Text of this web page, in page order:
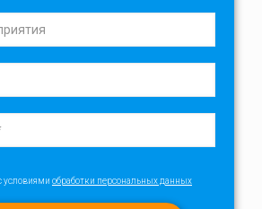
условиями обработки персональных данных